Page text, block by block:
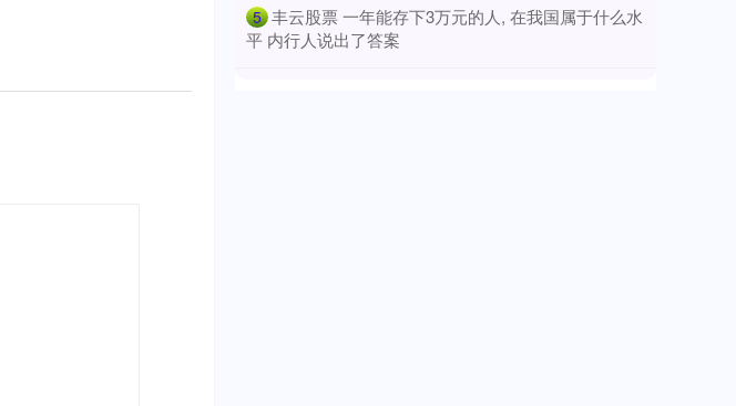
5 ​丰云股票 一年能存下3万元的人, 在我国属于什么水
平 内行人说出了答案